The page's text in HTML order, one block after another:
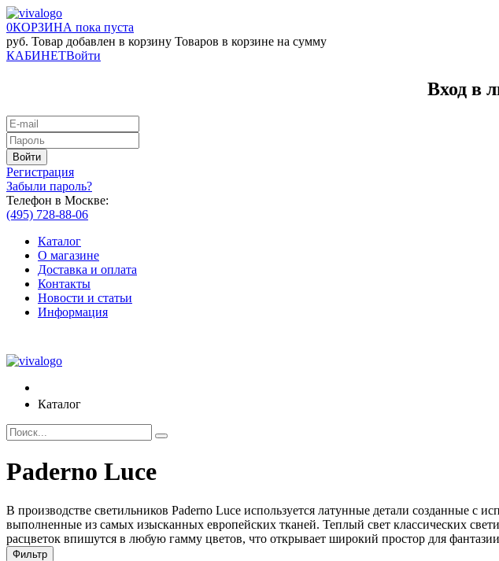
0КОРЗИНА пока пуста
руб. Товар добавлен в корзину Товаров в корзине на сумму
КАБИНЕТВойти
Вход в
Регистрация
Забыли пароль?
Телефон в Москве:
(495) 728-88-06
Каталог
О магазине
Доставка и оплата
Контакты
Новости и статьи
Информация
Каталог
Paderno Luce
В производстве светильников Paderno Luce используется латунные детали созданные с
выполненные из самых изысканных европейских тканей. Теплый свет классических
расцветок впишутся в любую гамму цветов, что открывает широкий простор для
Фильтр